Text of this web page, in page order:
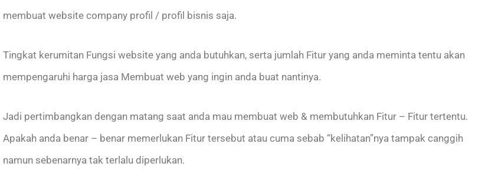
membuat website company profil / profil bisnis saja.
Tingkat kerumitan Fungsi website yang anda butuhkan, serta jumlah Fitur yang anda meminta tentu akan
mempengaruhi harga jasa Membuat web yang ingin anda buat nantinya.
Jadi pertimbangkan dengan matang saat anda mau membuat web & membutuhkan Fitur – Fitur tertentu.
Apakah anda benar – benar memerlukan Fitur tersebut atau cuma sebab “kelihatan”nya tampak canggih
namun sebenarnya tak terlalu diperlukan.